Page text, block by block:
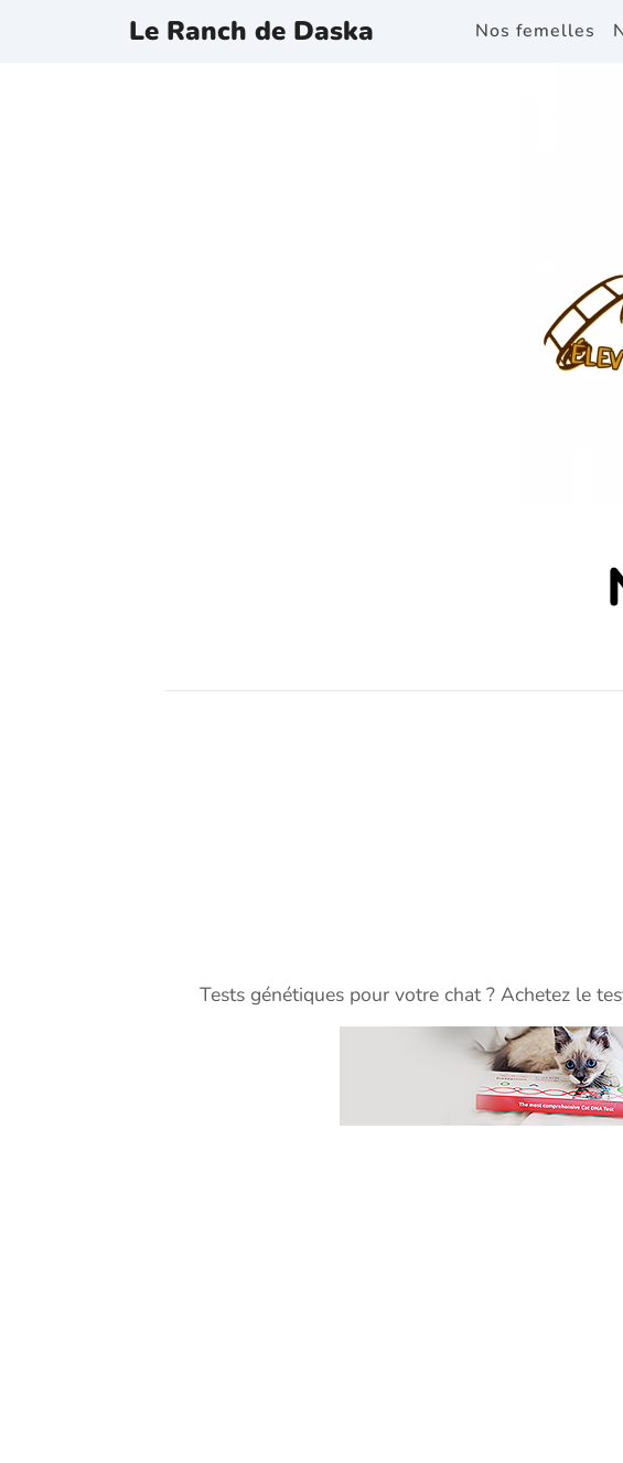
Le Ranch de Daska Nos femelles
Tests génétiques pour votre chat ? Achetez le